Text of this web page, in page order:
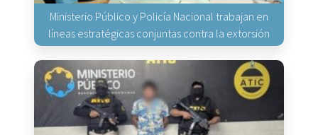
Ministerio Público y Policía Nacional trabajan en
líneas estratégicas conjuntas contra la extorsión